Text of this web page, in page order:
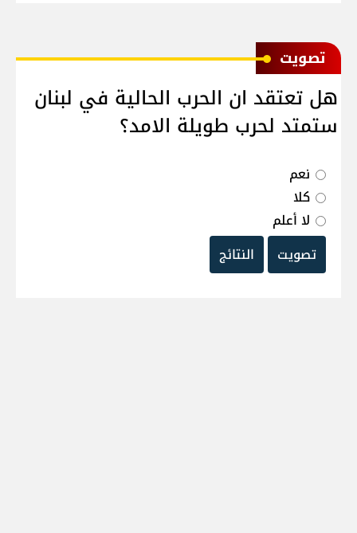
ﺗﺼﻮﻳﺖ
هل تعتقد ان الحرب الحالية في لبنان
ستمتد لحرب طويلة الامد؟
نعم
كلا
لا أعلم
تصويت
النتائج